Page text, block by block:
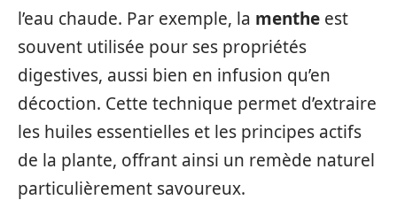
l’eau chaude. Par exemple, la menthe est
souvent utilisée pour ses propriétés
digestives, aussi bien en infusion qu’en
décoction. Cette technique permet d’extraire
les huiles essentielles et les principes actifs
de la plante, offrant ainsi un remède naturel
particulièrement savoureux.